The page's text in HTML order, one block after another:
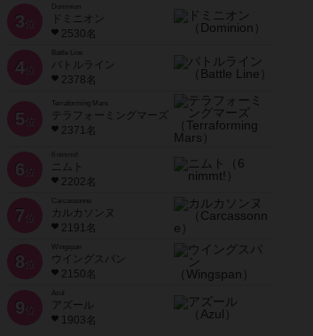
3 位
ドミニオン
2530名
4位
Battle Line
バトルライン
2378名
5 位
Terraforming Mars
テラフォーミングマーズ
2371名
6 位
ニムト
2202名
7 位
Carcassonne
カルカソンヌ
2191名
8 位
Wingspan
ウイングスパン
2150名
9 位
Azul
アズール
1903名